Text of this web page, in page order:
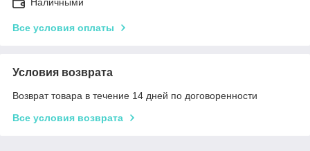
Все условия оплаты
Условия возврата
Возврат товара в течение 14 дней по договоренности
Все условия возврата